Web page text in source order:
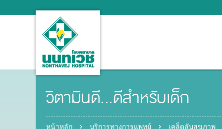
วิตามินดี...ดีสำหรับเด็ก
หน้าหลัก บริการทางการแพทย์ เคล็ดลับสุขภาพ